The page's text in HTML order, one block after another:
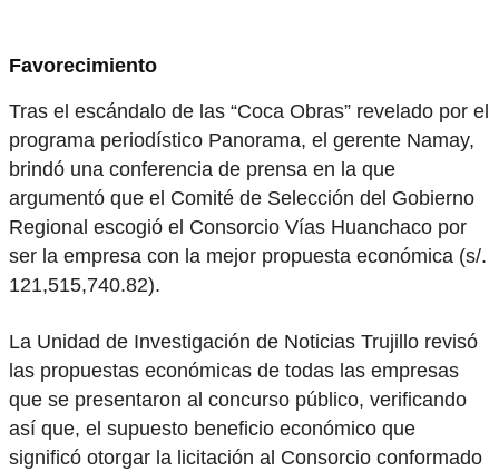
Favorecimiento
Tras el escándalo de las “Coca Obras” revelado por el
programa periodístico Panorama, el gerente Namay,
brindó una conferencia de prensa en la que
argumentó que el Comité de Selección del Gobierno
Regional escogió el Consorcio Vías Huanchaco por
ser la empresa con la mejor propuesta económica (s/.
121,515,740.82).
La Unidad de Investigación de Noticias Trujillo revisó
las propuestas económicas de todas las empresas
que se presentaron al concurso público, verificando
así que, el supuesto beneficio económico que
significó otorgar la licitación al Consorcio conformado